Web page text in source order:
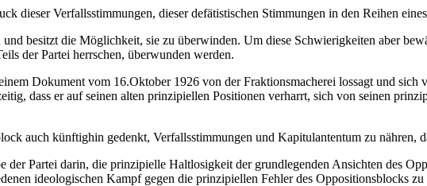
dieser Verfallsstimmungen, dieser defätistischen Stimmungen in den Reihen
besitzt die Möglichkeit, sie zu überwinden. Um diese Schwierigkeiten aber
der Partei herrschen, überwunden werden.
Dokument vom 16.Oktober 1926 von der Fraktionsmacherei lossagt und
dass er auf seinen alten prinzipiellen Positionen verharrt, sich von seinen
auch künftighin gedenkt, Verfallsstimmungen und Kapitulantentum zu nähren,
der Partei darin, die prinzipielle Haltlosigkeit der grundlegenden Ansichten des
ideologischen Kampf gegen die prinzipiellen Fehler des Oppositionsblocks